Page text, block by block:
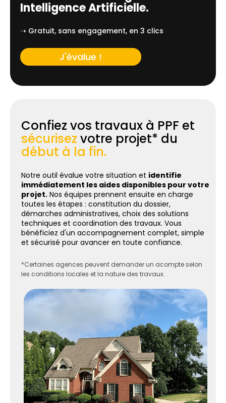
Intelligence Artificielle.
➝ Gratuit, sans engagement, en 3 clics
J'évalue !
Confiez vos travaux à PPF et
sécurisez votre projet* du
début à la fin.
Notre outil évalue votre situation et identifie
immédiatement les aides disponibles pour votre
projet. Nos équipes prennent ensuite en charge
toutes les étapes : constitution du dossier,
démarches administratives, choix des solutions
techniques et coordination des travaux. Vous
bénéficiez d'un accompagnement complet, simple
et sécurisé pour avancer en toute confiance.
*Certaines agences peuvent demander un acompte selon
les conditions locales et la nature des travaux.